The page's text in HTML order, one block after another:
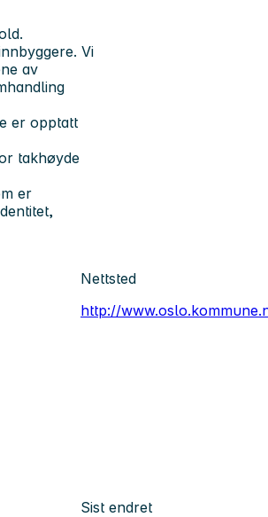
Vi
av
er opptatt
takhøyde
er
Nettsted
http://
Sist endret